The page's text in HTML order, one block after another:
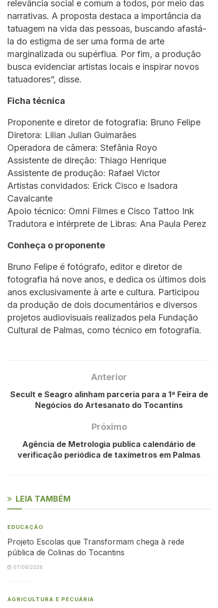
relevância social e comum a todos, por meio das
narrativas. A proposta destaca a importância da
tatuagem na vida das pessoas, buscando afastá-
la do estigma de ser uma forma de arte
marginalizada ou supérflua. Por fim, a produção
busca evidenciar artistas locais e inspirar novos
tatuadores”, disse.
Ficha técnica
Proponente e diretor de fotografia: Bruno Felipe
Diretora: Lilian Julian Guimarães
Operadora de câmera: Stefânia Royo
Assistente de direção: Thiago Henrique
Assistente de produção: Rafael Victor
Artistas convidados: Erick Cisco e Isadora
Cavalcante
Apoio técnico: Omni Filmes e Cisco Tattoo Ink
Tradutora e intérprete de Libras: Ana Paula Perez
Conheça o proponente
Bruno Felipe é fotógrafo, editor e diretor de
fotografia há nove anos, e dedica os últimos dois
anos exclusivamente à arte e cultura. Participou
da produção de dois documentários e diversos
projetos audiovisuais realizados pela Fundação
Cultural de Palmas, como técnico em fotografia.
Anterior
Secult e Seagro alinham parceria para a 1ª Feira de
Negócios do Artesanato do Tocantins
Próximo
Agência de Metrologia publica calendário de
verificação periódica de taxímetros em Palmas
LEIA TAMBÉM
EDUCAÇÃO
Projeto Escolas que Transformam chega à rede
pública de Colinas do Tocantins
07/08/2026
AGRICULTURA E PECUÁRIA